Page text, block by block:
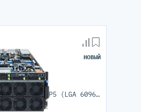
НОВЫЙ
2× AMD EPYC 9005/9004 (SP5 (LGA 6096))
ECC REG)